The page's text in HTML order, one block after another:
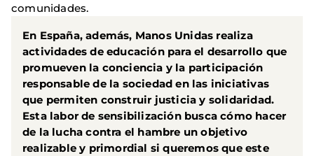
comunidades.
En España, además, Manos Unidas realiza
actividades de educación para el desarrollo que
promueven la conciencia y la participación
responsable de la sociedad en las iniciativas
que permiten construir justicia y solidaridad.
Esta labor de sensibilización busca cómo hacer
de la lucha contra el hambre un objetivo
realizable y primordial si queremos que este